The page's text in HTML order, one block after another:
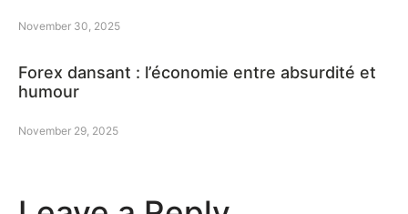
November 30, 2025
Forex dansant : l’économie entre absurdité et
humour
November 29, 2025